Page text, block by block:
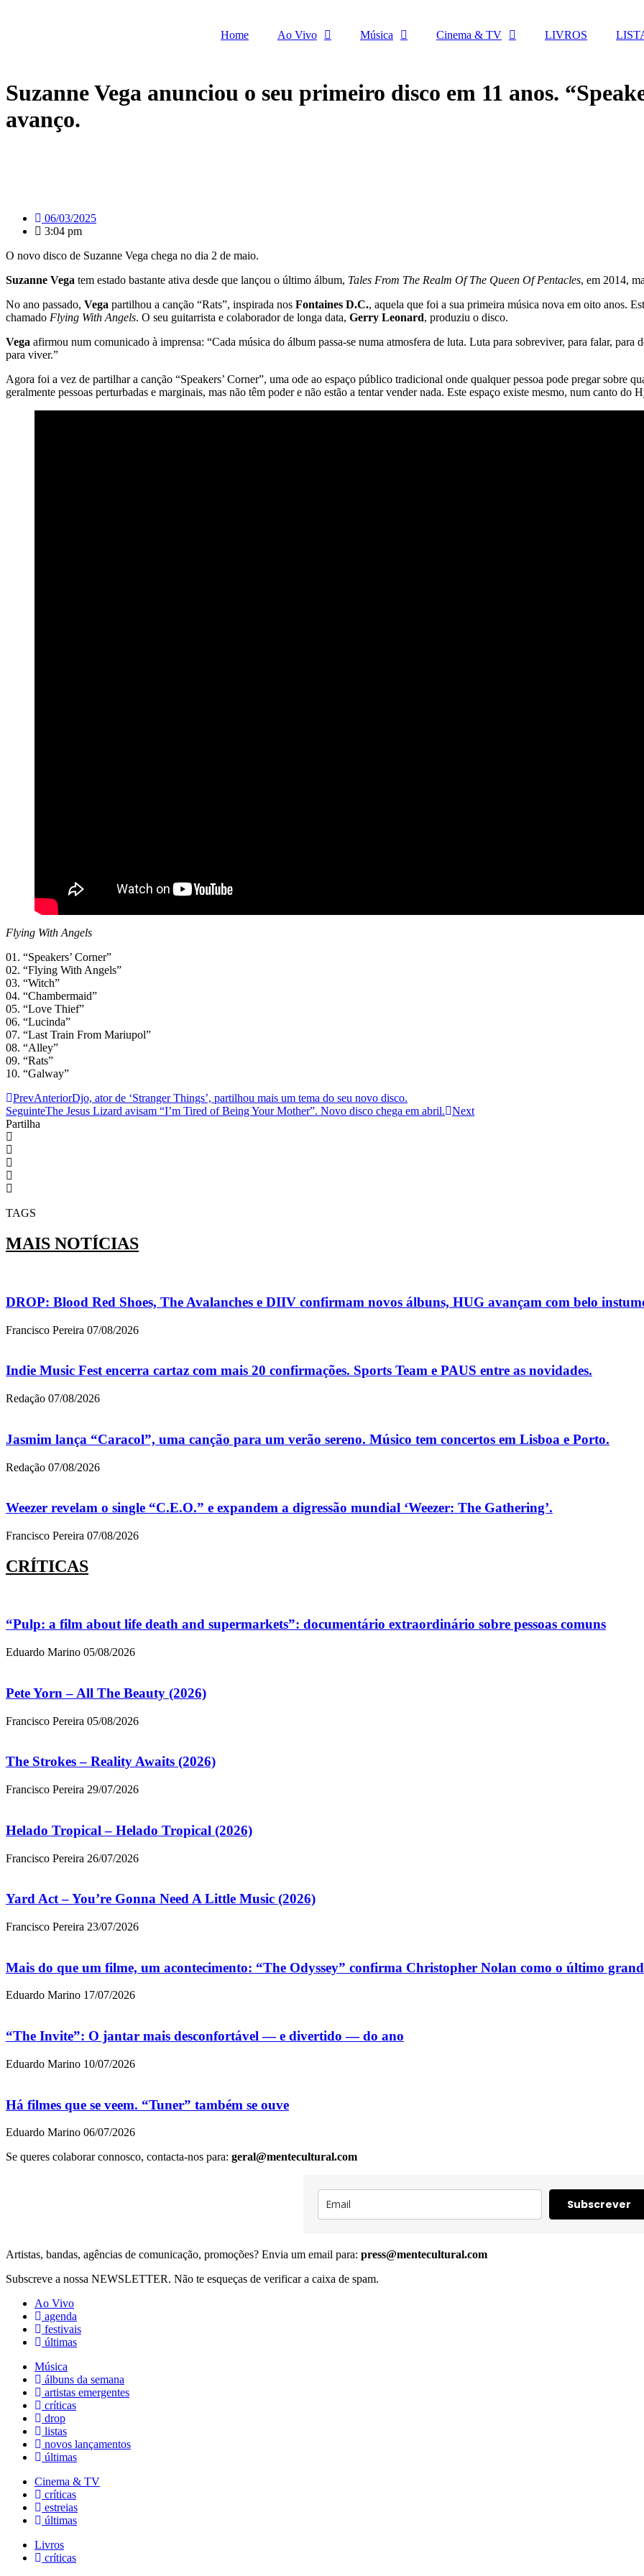
Home Ao Vivo Música Cinema & TV LIVROS
Suzanne Vega anunciou o seu primeiro disco em 11 anos.
avanço.
06/03/2025
3:04 pm
O novo disco de Suzanne Vega chega no dia 2 de maio.
Suzanne Vega tem estado bastante ativa desde que lançou o último álbum, Tales From The Realm Of The Queen Of Pentacles, em 2014,
No ano passado, Vega partilhou a canção “Rats”, inspirada nos Fontaines D.C., aquela que foi a sua primeira música nova em oito anos.
chamado Flying With Angels. O seu guitarrista e colaborador de longa data, Gerry Leonard, produziu o disco.
Vega afirmou num comunicado à imprensa: “Cada música do álbum passa-se numa atmosfera de luta. Luta para sobreviver, para falar, para
para viver.”
Agora foi a vez de partilhar a canção “Speakers’ Corner”, uma ode ao espaço público tradicional onde qualquer pessoa pode pregar sobre
geralmente pessoas perturbadas e marginais, mas não têm poder e não estão a tentar vender nada. Este espaço existe mesmo, num canto do
Flying With Angels
01. “Speakers’ Corner”
02. “Flying With Angels”
03. “Witch”
04. “Chambermaid”
05. “Love Thief”
06. “Lucinda”
07. “Last Train From Mariupol”
08. “Alley”
09. “Rats”
10. “Galway”
PrevAnteriorDjo, ator de ‘Stranger Things’, partilhou mais um tema do seu novo disco.
SeguinteThe Jesus Lizard avisam “I’m Tired of Being Your Mother”. Novo disco chega em abril.
Next
Partilha
TAGS
MAIS NOTÍCIAS
DROP: Blood Red Shoes, The Avalanches e DIIV confirmam novos álbuns, HUG avançam com belo
Francisco Pereira 07/08/2026
Indie Music Fest encerra cartaz com mais 20 confirmações. Sports Team e PAUS entre as novidades.
Redação 07/08/2026
Jasmim lança “Caracol”, uma canção para um verão sereno. Músico tem concertos em Lisboa e Porto.
Redação 07/08/2026
Weezer revelam o single “C.E.O.” e expandem a digressão mundial ‘Weezer: The Gathering’.
Francisco Pereira 07/08/2026
CRÍTICAS
“Pulp: a film about life death and supermarkets”: documentário extraordinário sobre pessoas comuns
Eduardo Marino 05/08/2026
Pete Yorn – All The Beauty (2026)
Francisco Pereira 05/08/2026
The Strokes – Reality Awaits (2026)
Francisco Pereira 29/07/2026
Helado Tropical – Helado Tropical (2026)
Francisco Pereira 26/07/2026
Yard Act – You’re Gonna Need A Little Music (2026)
Francisco Pereira 23/07/2026
Mais do que um filme, um acontecimento: “The Odyssey” confirma Christopher Nolan como o último
Eduardo Marino 17/07/2026
“The Invite”: O jantar mais desconfortável — e divertido — do ano
Eduardo Marino 10/07/2026
Há filmes que se veem. “Tuner” também se ouve
Eduardo Marino 06/07/2026
Se queres colaborar connosco, contacta-nos para: geral@mentecultural.com
Subscrever
Artistas, bandas, agências de comunicação, promoções? Envia um email para: press@mentecultural.com
Subscreve a nossa NEWSLETTER. Não te esqueças de verificar a caixa de spam.
Ao Vivo
agenda
festivais
últimas
Música
álbuns da semana
artistas emergentes
críticas
drop
listas
novos lançamentos
últimas
Cinema & TV
críticas
estreias
últimas
Livros
críticas